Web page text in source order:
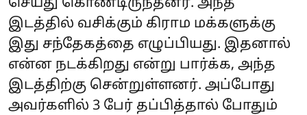
இடத்தில் வசிக்கும் கிராம மக்களுக்கு
இது சந்தேகத்தை எழுப்பியது. இதனால்
என்ன நடக்கிறது என்று பார்க்க, அந்த
இடத்திற்கு சென்றுள்ளனர். அப்போது
அவர்களில் 3 பேர் தப்பித்தால் போதும்